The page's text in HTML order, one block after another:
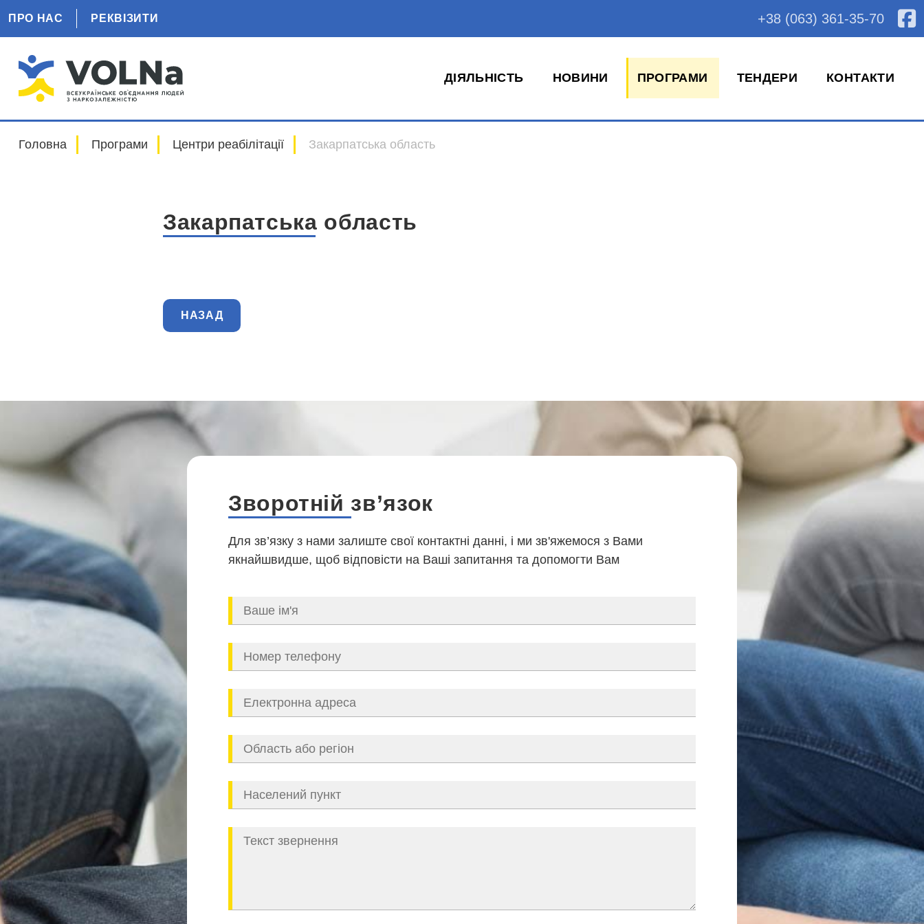
ПРО НАС РЕКВІЗИТИ +38 (063) 361-35-70
ДІЯЛЬНІСТЬ НОВИНИ ПРОГРАМИ ТЕНДЕРИ КОНТАКТИ
Головна Програми Центри реабілітації Закарпатська область
Закарпатська область
НАЗАД
Зворотній зв’язок
Для зв’язку з нами залиште свої контактні данні, і ми зв'яжемося з Вами
якнайшвидше, щоб відповісти на Ваші запитання та допомогти Вам